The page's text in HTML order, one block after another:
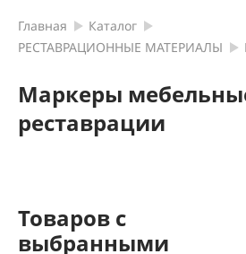
Главная
Каталог
РЕСТАВРАЦИОННЫЕ МАТЕРИАЛЫ
Маркеры
реставрации
Товаров с
выбранными